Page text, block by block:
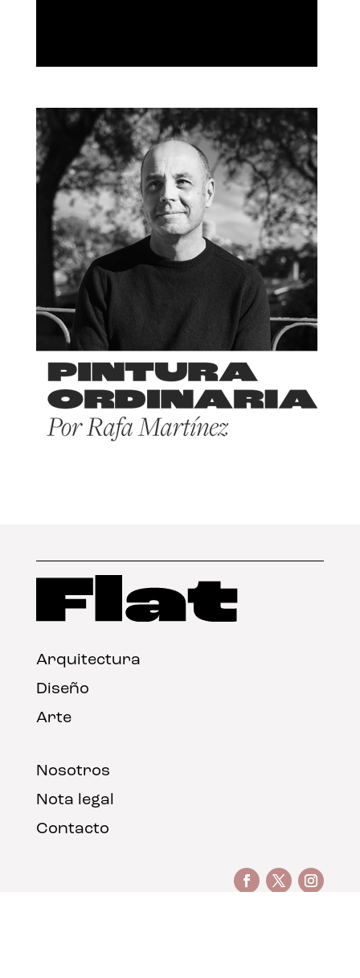
Arquitectura
Diseño
Arte
Nosotros
Nota legal
Contacto